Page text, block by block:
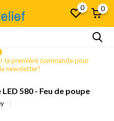
0 0
la première commande pour
newsletter!
580 - Feu de poupe